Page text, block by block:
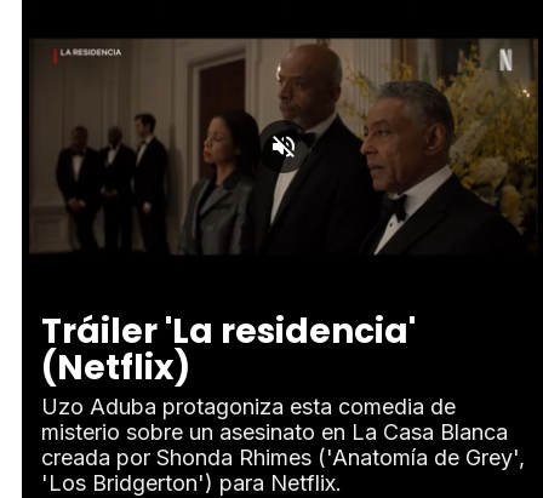
Tráiler 'La residencia'
(Netflix)
Uzo Aduba protagoniza esta comedia de
misterio sobre un asesinato en La Casa Blanca
creada por Shonda Rhimes ('Anatomía de Grey',
'Los Bridgerton') para Netflix.